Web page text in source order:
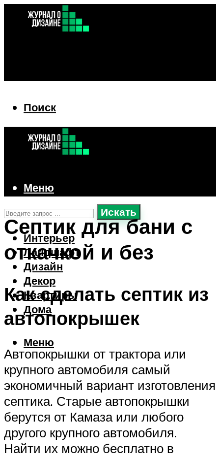
Поиск
Искать
Интерьер
Ландшафт
Дизайн
Декор
Квартиры
Дома
Меню
Меню
Септик для бани с
откачкой и без
Как сделать септик из
автопокрышек
Автопокрышки от трактора или
крупного автомобиля самый
экономичный вариант изготовления
септика. Старые автопокрышки
берутся от Камаза или любого
другого крупного автомобиля.
Найти их можно бесплатно в